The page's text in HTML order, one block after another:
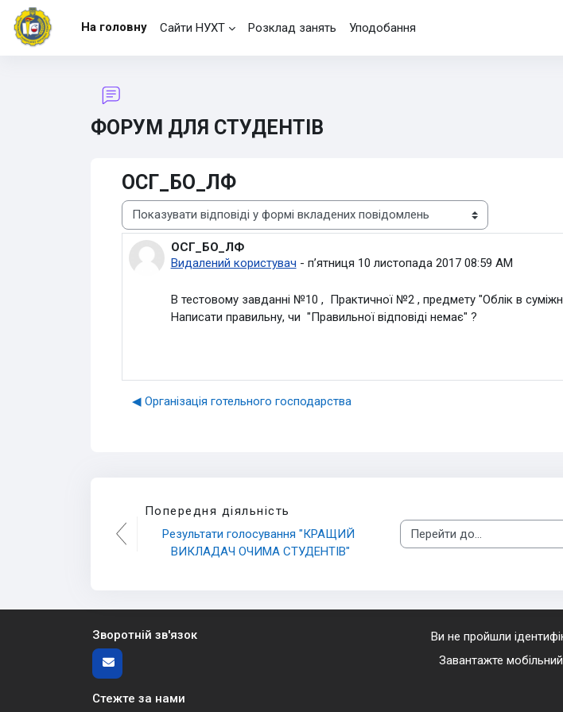
Перейти до головного вмісту
На головну
Сайти НУХТ Розклад занять Уподобання
ФОРУМ ДЛЯ СТУДЕНТІВ
ОСГ_БО_ЛФ
Тип показу
ОСГ_БО_ЛФ
Видалений користувач - пʼятниця 10 листопада 2017 08:59 AM
Кількість відповідей: 0
В тестовому завданні №10 , Практичної №2 , предмету "Облік в
Написати правильну, чи "Правильної відповіді немає" ?
◀︎ Організація готельного господарства
Попередня діяльність
Результати голосування "КРАЩИЙ
ВИКЛАДАЧ ОЧИМА СТУДЕНТІВ"
Перейти до...
Зворотній зв'язок
Стежте за нами
Ви не пройшли
Завантажте